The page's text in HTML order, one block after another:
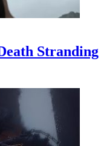
Stranding